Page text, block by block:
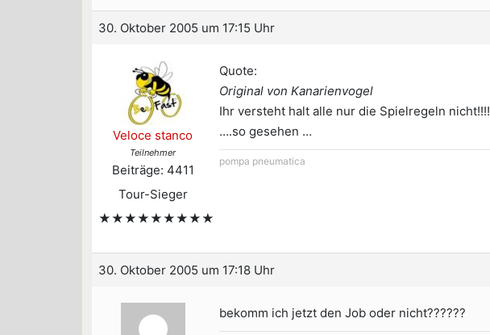
30. Oktober 2005 um 17:15 Uhr
Veloce stanco
Teilnehmer
Beiträge: 4411
Tour-Sieger
★★★★★★★★★
Quote:
Original von Kanarienvogel
Ihr versteht halt alle nur die Spielregeln nicht!!!!
….so gesehen …
pompa pneumatica
30. Oktober 2005 um 17:18 Uhr
bekomm ich jetzt den Job oder nicht??????